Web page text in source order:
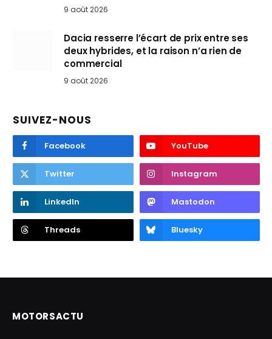
9 août 2026
Dacia resserre l’écart de prix entre ses
deux hybrides, et la raison n’a rien de
commercial
9 août 2026
SUIVEZ-NOUS
Facebook YouTube
Twitter Instagram
LinkedIn Mastodon
Threads Bluesky
MOTORSACTU